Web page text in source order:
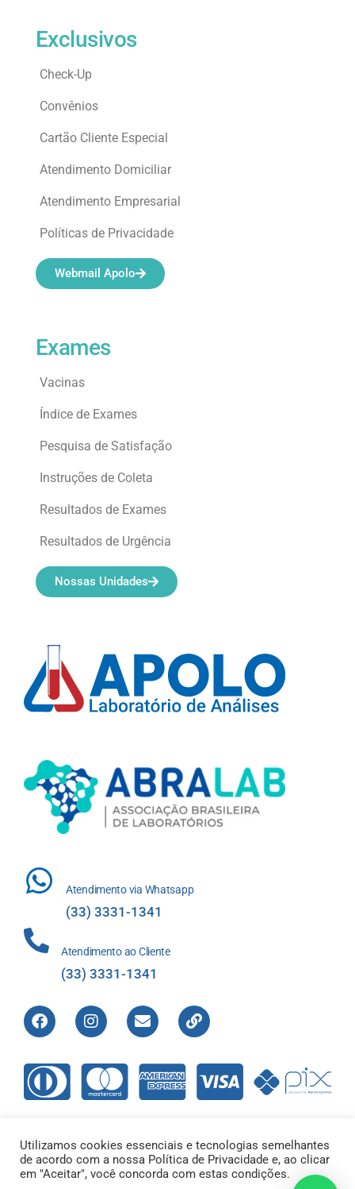
Atendimento via Whatsapp
(33) 3331-1341
Atendimento ao Cliente
(33) 3331-1341
Exames
Vacinas
Índice de Exames
Pesquisa de Satisfação
Instruções de Coleta
Resultados de Exames
Resultados de Urgência
Nossas Unidades
Exclusivos
Check-Up
Convênios
Cartão Cliente Especial
Atendimento Domiciliar
Atendimento Empresarial
Políticas de Privacidade
Webmail Apolo
Direitos Reservados © 2012-2022 Laboratório de Análises Apolo
Utilizamos cookies essenciais e tecnologias semelhantes
de acordo com a nossa Política de Privacidade e, ao clicar
em "Aceitar", você concorda com estas condições.